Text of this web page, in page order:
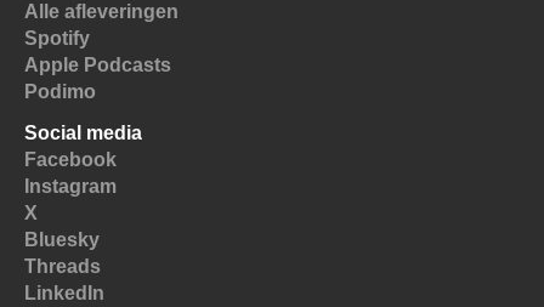
Alle afleveringen
Spotify
Apple Podcasts
Podimo
Social media
Facebook
Instagram
X
Bluesky
Threads
LinkedIn